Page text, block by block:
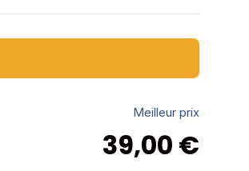
Meilleur prix
39,00 €